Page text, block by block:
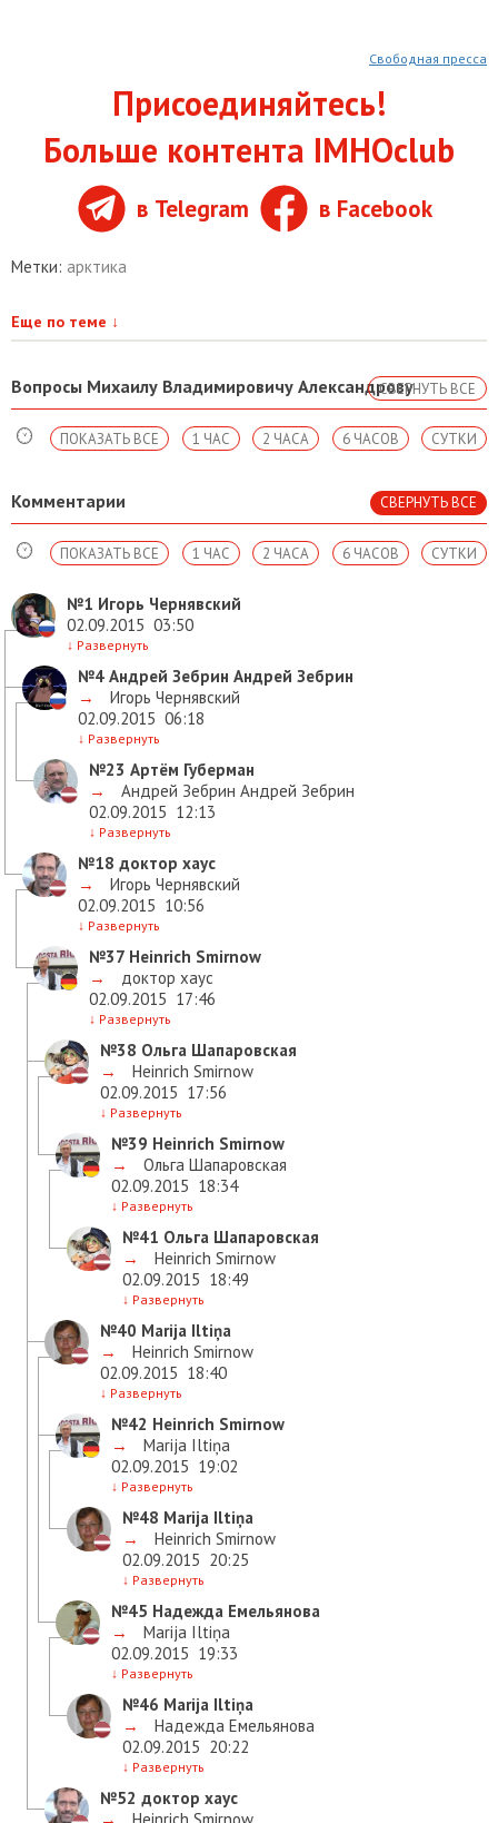
Свободная пресса
Присоединяйтесь!
Больше контента IMHOclub
в Telegram в Facebook
Метки: арктика
Еще по теме ↓
Вопросы Михаилу Владимировичу АлександровуСВЕРНУТЬ ВСЕ
СУТКИ
6 ЧАСОВ
2 ЧАСА
1 ЧАС
ПОКАЗАТЬ ВСЕ
Комментарии СВЕРНУТЬ ВСЕ
СУТКИ
6 ЧАСОВ
2 ЧАСА
1 ЧАС
ПОКАЗАТЬ ВСЕ
№1 Игорь Чернявский
02.09.2015 03:50
↓ Развернуть
№4 Андрей Зебрин Андрей Зебрин
→
Игорь Чернявский
02.09.2015 06:18
↓ Развернуть
№23 Артём Губерман
→
Андрей Зебрин Андрей Зебрин
02.09.2015 12:13
↓ Развернуть
№18 доктор хаус
→
Игорь Чернявский
02.09.2015 10:56
↓ Развернуть
№37 Heinrich Smirnow
→
доктор хаус
02.09.2015 17:46
↓ Развернуть
№38 Ольга Шапаровская
→
Heinrich Smirnow
02.09.2015 17:56
↓ Развернуть
№39 Heinrich Smirnow
→
Ольга Шапаровская
02.09.2015 18:34
↓ Развернуть
№41 Ольга Шапаровская
→
Heinrich Smirnow
02.09.2015 18:49
↓ Развернуть
№40 Marija Iltiņa
→
Heinrich Smirnow
02.09.2015 18:40
↓ Развернуть
№42 Heinrich Smirnow
→
Marija Iltiņa
02.09.2015 19:02
↓ Развернуть
№48 Marija Iltiņa
→
Heinrich Smirnow
02.09.2015 20:25
↓ Развернуть
№45 Надежда Емельянова
→
Marija Iltiņa
02.09.2015 19:33
↓ Развернуть
№46 Marija Iltiņa
→
Надежда Емельянова
02.09.2015 20:22
↓ Развернуть
№52 доктор хаус